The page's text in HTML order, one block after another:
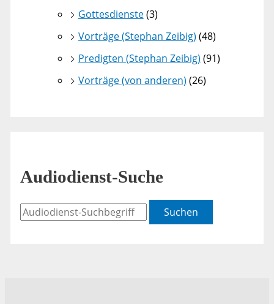
Gottesdienste(3)
Vorträge (Stephan Zeibig) (48)
Predigten (Stephan Zeibig) (91)
Vorträge (von anderen) (26)
Audiodienst-Suche
Suchen